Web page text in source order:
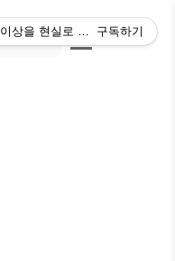
이상을 현실로 만드는 매일의 과
구독하기